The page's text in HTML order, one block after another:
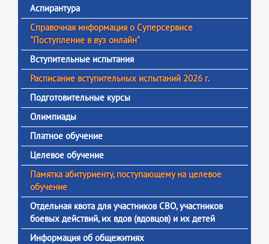
Аспирантура
Справочная информация о Суперсервисе
"Поступление в вуз онлайн"
Вступительные испытания
Расписание вступительных испытаний 2026 г.
Подготовительные курсы
Олимпиады
Платное обучение
Целевое обучение
Памятка абитуриенту, поступающему на целевое
обучение
Отдельная квота для участников СВО, участников
боевых действий, их вдов (вдовцов) и их детей
Информация об общежитиях